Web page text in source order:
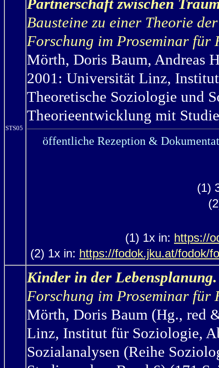
STS05
Partnerschaft zwischen
Bausteine zu einer Theorie
Forschung im Proseminar für
Mörth, Doris Baum, Andreas
2001: Universität Linz,
Theoretische Soziologie und
Theorieentwicklung mit
öffentliche Rezeption &
(1)
(1) 1x in: https://
(2) 1x in: https://fodok.jku.at/fodok/
Kinder in der Lebensplanung.
Forschung im Proseminar für
Mörth, Doris Baum (Hg., red
Linz, Institut für Soziologie,
Sozialanalysen (Reihe